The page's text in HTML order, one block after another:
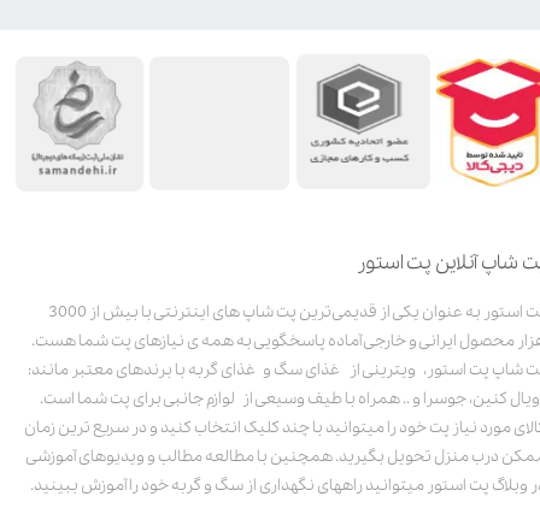
شاپ آنلاین پت استور
پت استور به عنوان یکی از قدیمی‌ترین پت شاپ های اینترنتی با بیش از 3000
محصول ایرانی و خارجی آماده پاسخگویی به همه ی نیازهای پت شما هست.
شاپ پت استور، ویترینی از غذای سگ و غذای گربه با برندهای معتبر مانند:
کنین، جوسرا و .. همراه با طیف وسیعی از لوازم جانبی برای پت شما است.
مورد نیاز پت خود را میتوانید با چند کلیک انتخاب کنید و در سریع ترین زمان
درب منزل تحویل بگیرید. همچنین با مطالعه مطالب و ویدیوهای آموزشی
وبلاگ پت استور میتوانید راههای نگهداری از سگ و گربه خود را آموزش ببینید.